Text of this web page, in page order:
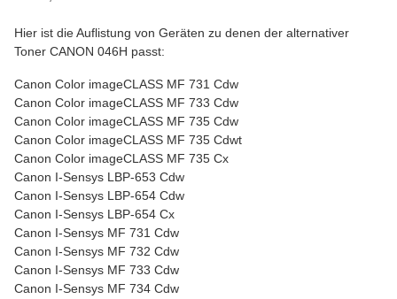
Hier ist die Auflistung von Geräten zu denen der alternativer
Toner CANON 046H passt:
Canon Color imageCLASS MF 731 Cdw
Canon Color imageCLASS MF 733 Cdw
Canon Color imageCLASS MF 735 Cdw
Canon Color imageCLASS MF 735 Cdwt
Canon Color imageCLASS MF 735 Cx
Canon I-Sensys LBP-653 Cdw
Canon I-Sensys LBP-654 Cdw
Canon I-Sensys LBP-654 Cx
Canon I-Sensys MF 731 Cdw
Canon I-Sensys MF 732 Cdw
Canon I-Sensys MF 733 Cdw
Canon I-Sensys MF 734 Cdw